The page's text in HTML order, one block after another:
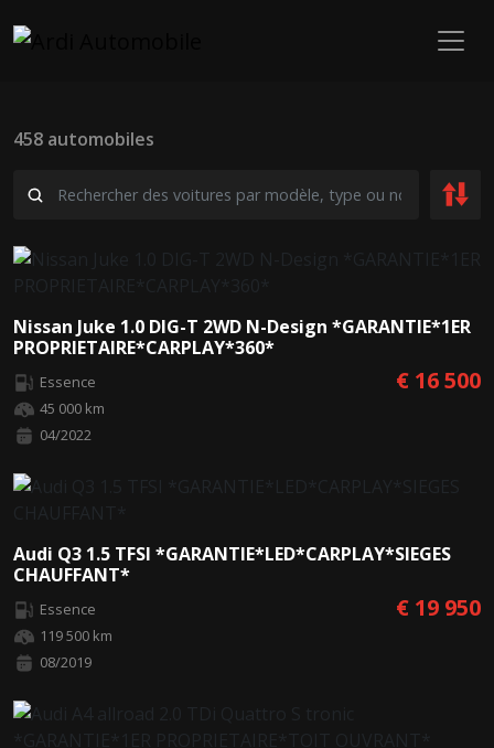
458 automobiles
Nissan Juke 1.0 DIG-T 2WD N-Design *GARANTIE*1ER
PROPRIETAIRE*CARPLAY*360*
Essence
45 000 km
04/2022
€ 16 500
Audi Q3 1.5 TFSI *GARANTIE*LED*CARPLAY*SIEGES
CHAUFFANT*
Essence
119 500 km
08/2019
€ 19 950